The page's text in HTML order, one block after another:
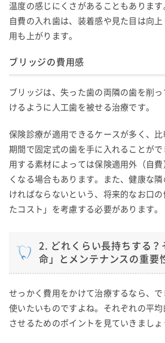
温度の感じにくさがあることもあります
自費の入れ歯は、装着感や見た目は向
用も上がります。
ブリッジの費用感
ブリッジは、失った歯の両隣の歯を削
けるように人工歯を被せる治療です。
保険診療が適用できるケースが多く、
期間で固定式の歯を手に入れることが
用する素材によっては保険適用外（自
くなる場合もあります。また、健康な
ければならないという、将来的なお口の
たコスト」を考慮する必要があります。
2. どれくらい長持ちする？
命」とメンテナンスの重要
せっかく費用をかけて治療するなら、で
使いたいものですよね。それぞれの平均
させるためのポイントを見ていきましょ